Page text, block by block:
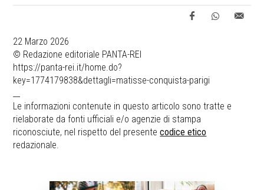
22 Marzo 2026
© Redazione editoriale PANTA-REI
https://panta-rei.it/home.do?
key=1774179838&dettagli=matisse-conquista-parigi
Le informazioni contenute in questo articolo sono tratte e
rielaborate da fonti ufficiali e/o agenzie di stampa
riconosciute, nel rispetto del presentecodice etico
redazionale.